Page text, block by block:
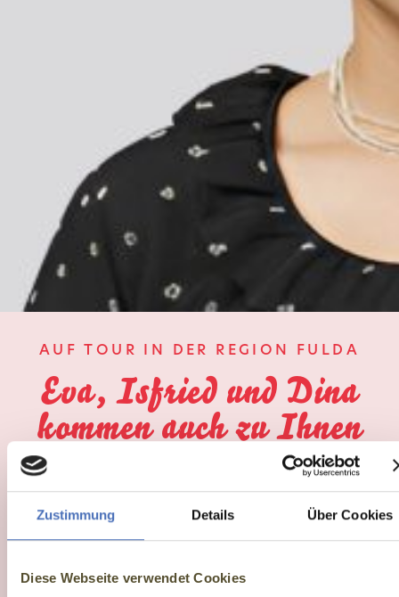
Zustimmung Details Über Cookies
Diese Webseite verwendet Cookies
AUF TOUR IN DER REGION FULDA
Eva, Isfried und Dina
kommen auch zu Ihnen
Ausstellung
Die Ausstellung „Lebendige Spuren – Jüdisches Leben